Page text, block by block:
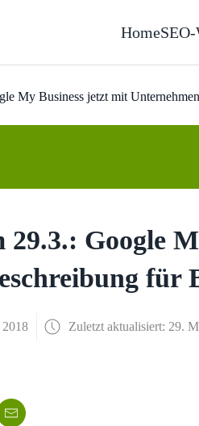
HomeSEO-
My Business jetzt mit
29.3.: Google
für
Zuletzt aktualisiert: 29.